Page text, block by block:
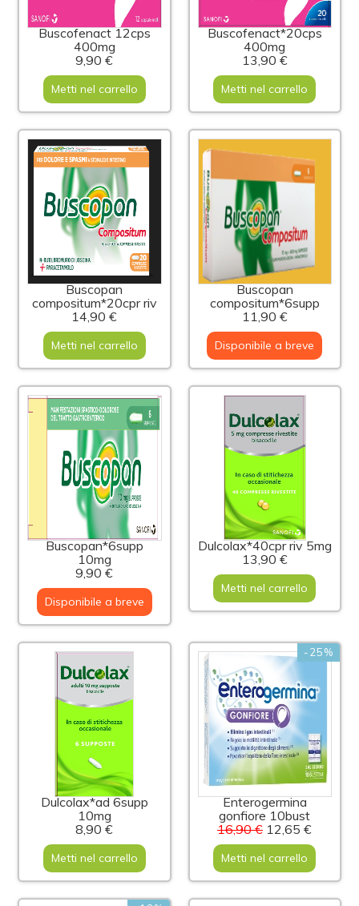
Buscofenact 12cps
400mg
9,90 €
Metti nel carrello
Buscofenact*20cps
400mg
13,90 €
Metti nel carrello
Buscopan
compositum*20cpr riv
14,90 €
Metti nel carrello
Buscopan
compositum*6supp
11,90 €
Disponibile a breve
Buscopan*6supp
10mg
9,90 €
Disponibile a breve
Dulcolax*40cpr riv 5mg
13,90 €
Metti nel carrello
Dulcolax*ad 6supp
10mg
8,90 €
Metti nel carrello
-25%
Enterogermina
gonfiore 10bust
16,90 € 12,65 €
Metti nel carrello